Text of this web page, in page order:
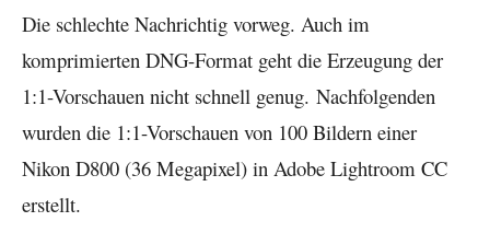
Die schlechte Nachrichtig vorweg. Auch im
komprimierten DNG-Format geht die Erzeugung der
1:1-Vorschauen nicht schnell genug. Nachfolgenden
wurden die 1:1-Vorschauen von 100 Bildern einer
Nikon D800 (36 Megapixel) in Adobe Lightroom CC
erstellt.